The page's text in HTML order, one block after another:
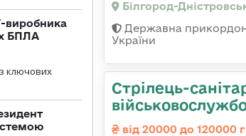
виробника
БПЛА
ключових
Білгород-
Державна
України
Стрілець-
від 20000 до 120000